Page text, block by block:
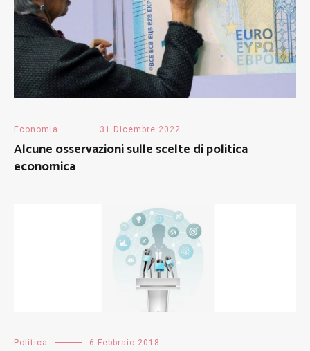
Economia 31 Dicembre 2022
Alcune osservazioni sulle scelte di politica
economica
Politica 6 Febbraio 2018